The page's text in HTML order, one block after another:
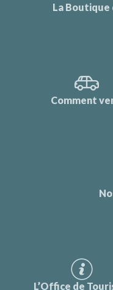
La Boutique
Comment
L’Office de